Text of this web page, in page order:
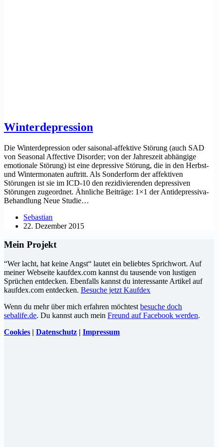
Winterdepression
Die Winterdepression oder saisonal-affektive Störung (auch SAD
von Seasonal Affective Disorder; von der Jahreszeit abhängige
emotionale Störung) ist eine depressive Störung, die in den Herbst-
und Wintermonaten auftritt. Als Sonderform der affektiven
Störungen ist sie im ICD-10 den rezidivierenden depressiven
Störungen zugeordnet. Ähnliche Beiträge: 1×1 der Antidepressiva-
Behandlung Neue Studie…
Sebastian
22. Dezember 2015
Mein Projekt
“Wer lacht, hat keine Angst“ lautet ein beliebtes Sprichwort. Auf
meiner Webseite kaufdex.com kannst du tausende von lustigen
Sprüchen entdecken. Ebenfalls kannst du interessante Artikel auf
kaufdex.com entdecken. Besuche jetzt Kaufdex
Wenn du mehr über mich erfahren möchtest besuche doch
sebalife.de. Du kannst auch mein Freund auf Facebook werden.
Cookies | Datenschutz | Impressum